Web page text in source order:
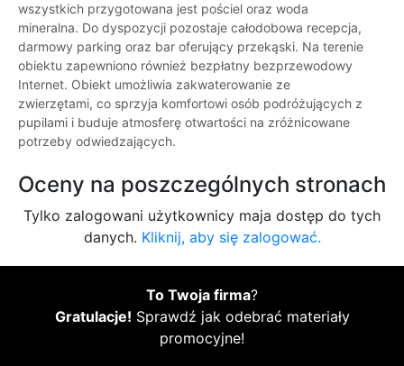
wszystkich przygotowana jest pościel oraz woda
mineralna. Do dyspozycji pozostaje całodobowa recepcja,
darmowy parking oraz bar oferujący przekąski. Na terenie
obiektu zapewniono również bezpłatny bezprzewodowy
Internet. Obiekt umożliwia zakwaterowanie ze
zwierzętami, co sprzyja komfortowi osób podróżujących z
pupilami i buduje atmosferę otwartości na zróżnicowane
potrzeby odwiedzających.
Oceny na poszczególnych stronach
Tylko zalogowani użytkownicy maja dostęp do tych
danych. Kliknij, aby się zalogować.
To Twoja firma?
Gratulacje! Sprawdź jak odebrać materiały
promocyjne!